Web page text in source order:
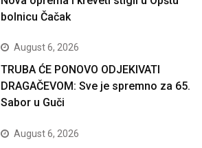
bolnicu Čačak
August 6, 2026
TRUBA ĆE PONOVO ODJEKIVATI
DRAGAČEVOM: Sve je spremno za 65.
Sabor u Guči
August 6, 2026